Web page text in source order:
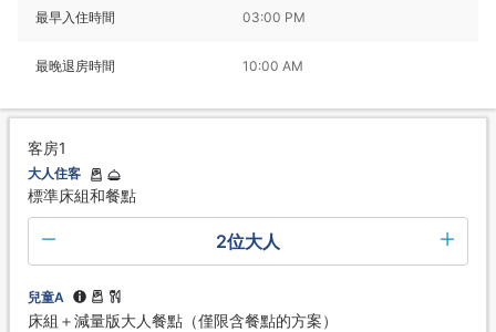
最早入住時間 03:00 PM
最晚退房時間 10:00 AM
客房1
大人住客
標準床組和餐點
2位大人
兒童A
床組＋減量版大人餐點（僅限含餐點的方案）